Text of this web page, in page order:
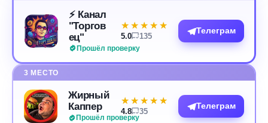
⚡️ Канал
"Торгов
ец"
Прошёл проверку
★★★★★
★★★★★
5.0 135
Телеграм
3 МЕСТО
Жирный
Каппер
Прошёл проверку
★★★★★
★★★★★
4.8 35
Телеграм